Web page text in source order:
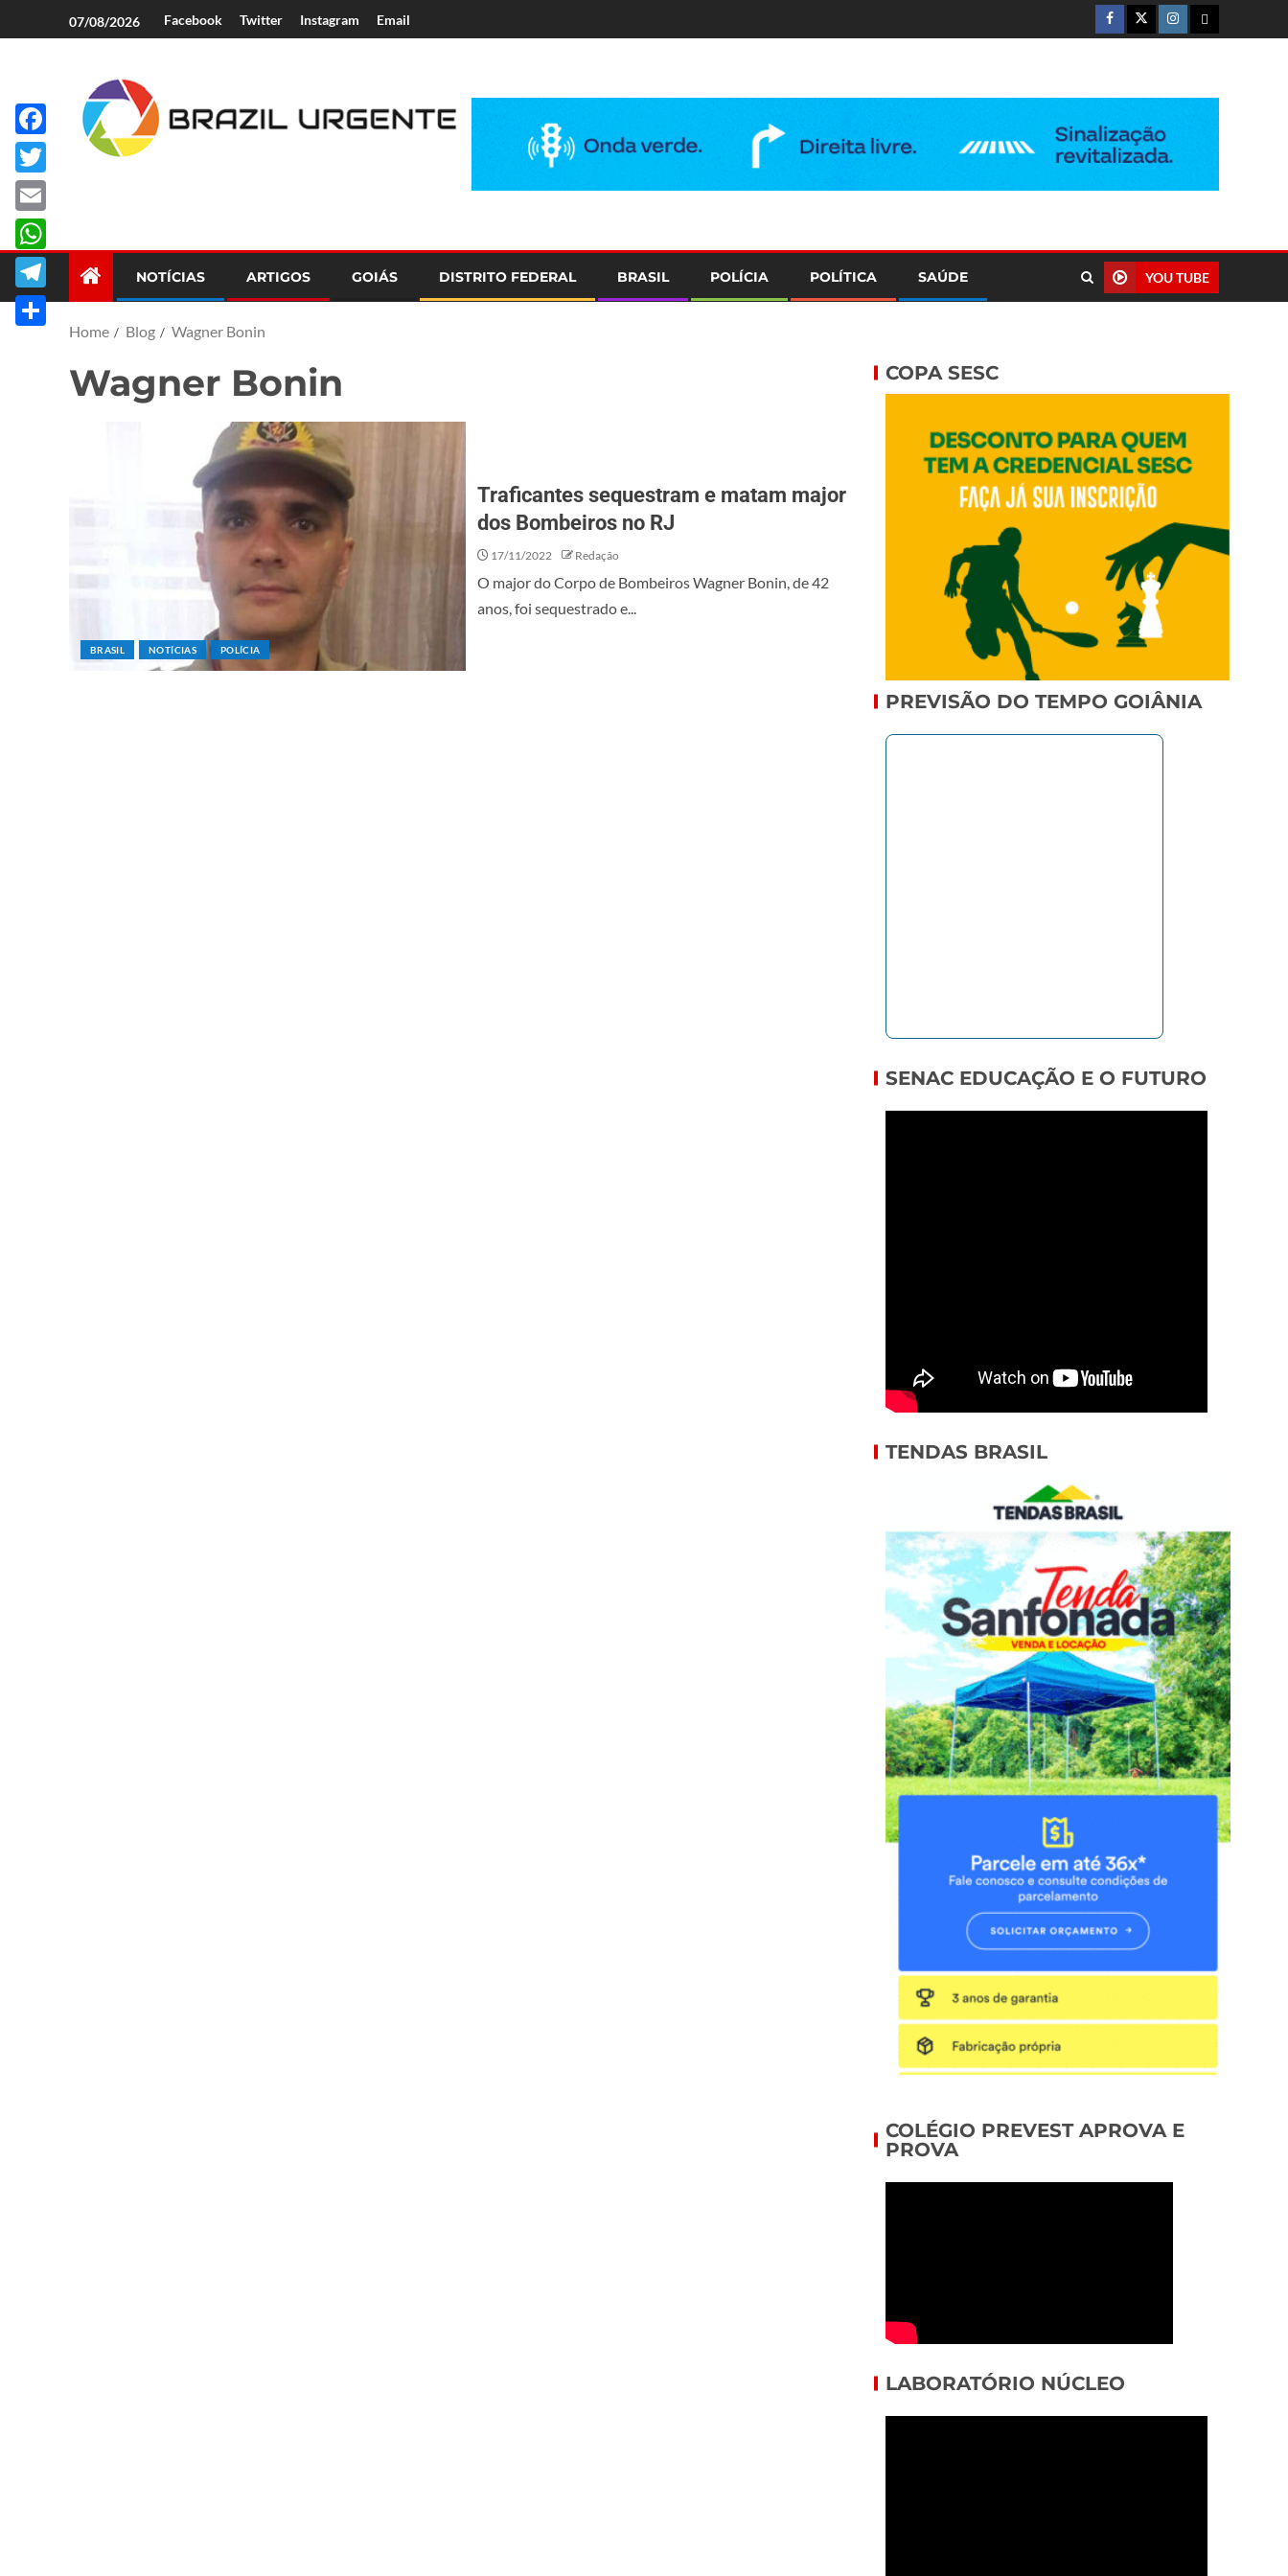
07/08/2026 Facebook Twitter Instagram Email
NOTÍCIAS ARTIGOS GOIÁS DISTRITO FEDERAL BRASIL POLÍCIA POLÍTICA SAÚDE YOU TUBE
Home Blog Wagner Bonin
Wagner Bonin
BRASIL NOTÍCIAS POLÍCIA
Traficantes sequestram e matam major
dos Bombeiros no RJ
17/11/2022 Redação
O major do Corpo de Bombeiros Wagner Bonin, de 42
anos, foi sequestrado e...
Facebook
Twitter
Email
WhatsApp
Telegram
COPA SESC
PREVISÃO DO TEMPO GOIÂNIA
SENAC EDUCAÇÃO E O FUTURO
TENDAS BRASIL
COLÉGIO PREVEST APROVA E
PROVA
LABORATÓRIO NÚCLEO